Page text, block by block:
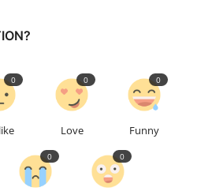
0
Love
0
Funny
0
0 0